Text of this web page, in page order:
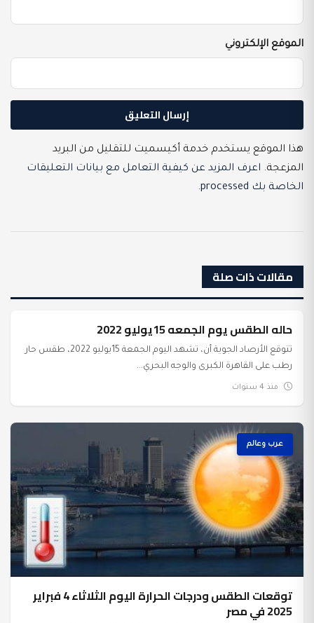
الموقع الإلكتروني
هذا الموقع يستخدم خدمة أكيسميت للتقليل من البريد
المزعجة. اعرف المزيد عن كيفية التعامل مع بيانات التعليقات
الخاصة بك processed
.
مقالات ذات صلة
غير مصنف
حاله الطقس يوم الجمعه 15يوليو 2022
تتوقع الأرصاد الجوية أن، تشهد اليوم الجمعة 15يوليو 2022، طقس حار
رطب على القاهرة الكبرى والوجه البحري...
منذ 4 سنوات
عرب وعالم
توقعات الطقس ودرجات الحرارة اليوم الثلاثاء 4 فبراير
2025 في مصر